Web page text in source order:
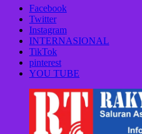
Facebook
Twitter
Instagram
INTERNASIONAL
TikTok
pinterest
YOU TUBE